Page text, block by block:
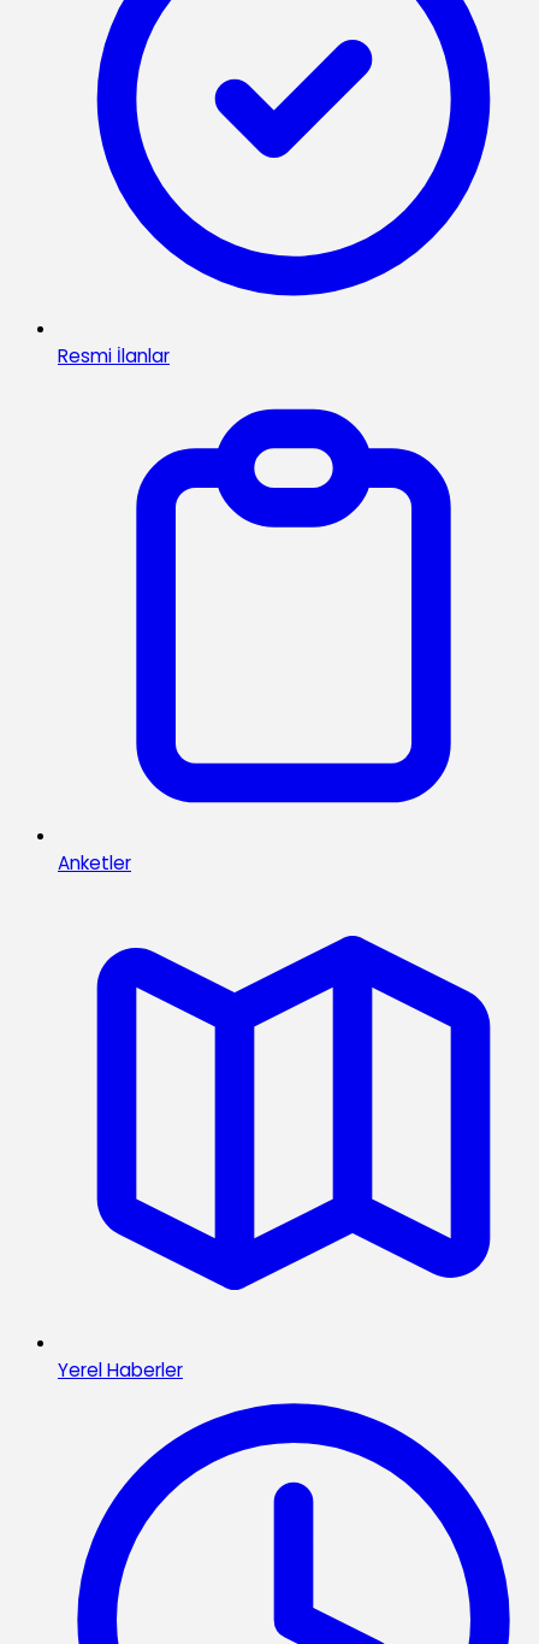
Resmi İlanlar
Anketler
Yerel Haberler